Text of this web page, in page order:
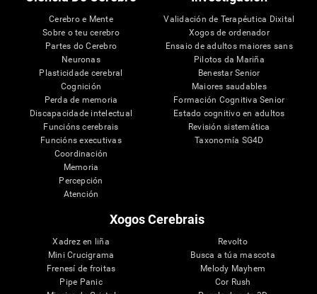
Cerebro e Mente
Sobre o teu cerebro
Partes do Cerebro
Neuronas
Plasticidade cerebral
Cognición
Perda de memoria
Discapacidade intelectual
Funcións cerebrais
Funcións executivas
Coordinación
Memoria
Percepción
Atención
Validación de Terapéutica Dixital
Xogos de ordenador
Ensaio de adultos maiores sans
Pilotos da Mariña
Benestar Senior
Maiores saudables
Formación Cognitiva Senior
Estado cognitivo en adultos
Revisión sistemática
Taxonomía SG4D
Xogos Cerebrais
Xadrez en liña
Mini Crucigrama
Frenesí de froitas
Pipe Panic
Revolto
Busca a túa mascota
Melody Mayhem
Cor Rush